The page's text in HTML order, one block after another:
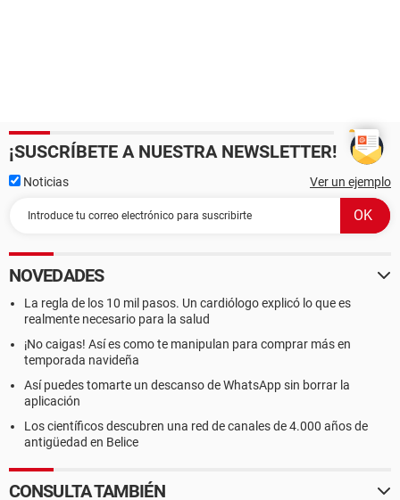
¡SUSCRÍBETE A NUESTRA NEWSLETTER!
Noticias Ver un ejemplo
NOVEDADES
La regla de los 10 mil pasos. Un cardiólogo explicó lo que es
realmente necesario para la salud
¡No caigas! Así es como te manipulan para comprar más en
temporada navideña
Así puedes tomarte un descanso de WhatsApp sin borrar la
aplicación
Los científicos descubren una red de canales de 4.000 años de
antigüedad en Belice
CONSULTA TAMBIÉN